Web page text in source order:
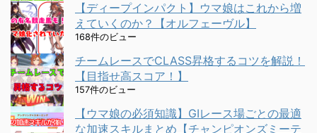
【ディープインパクト】ウマ娘はこれから増
えていくのか？【オルフェーヴル】
168件のビュー
チームレースでCLASS昇格するコツを解説！
【目指せ高スコア！】
157件のビュー
【ウマ娘の必須知識】GⅠレース場ごとの最適
な加速スキルまとめ【チャンピオンズミーテ